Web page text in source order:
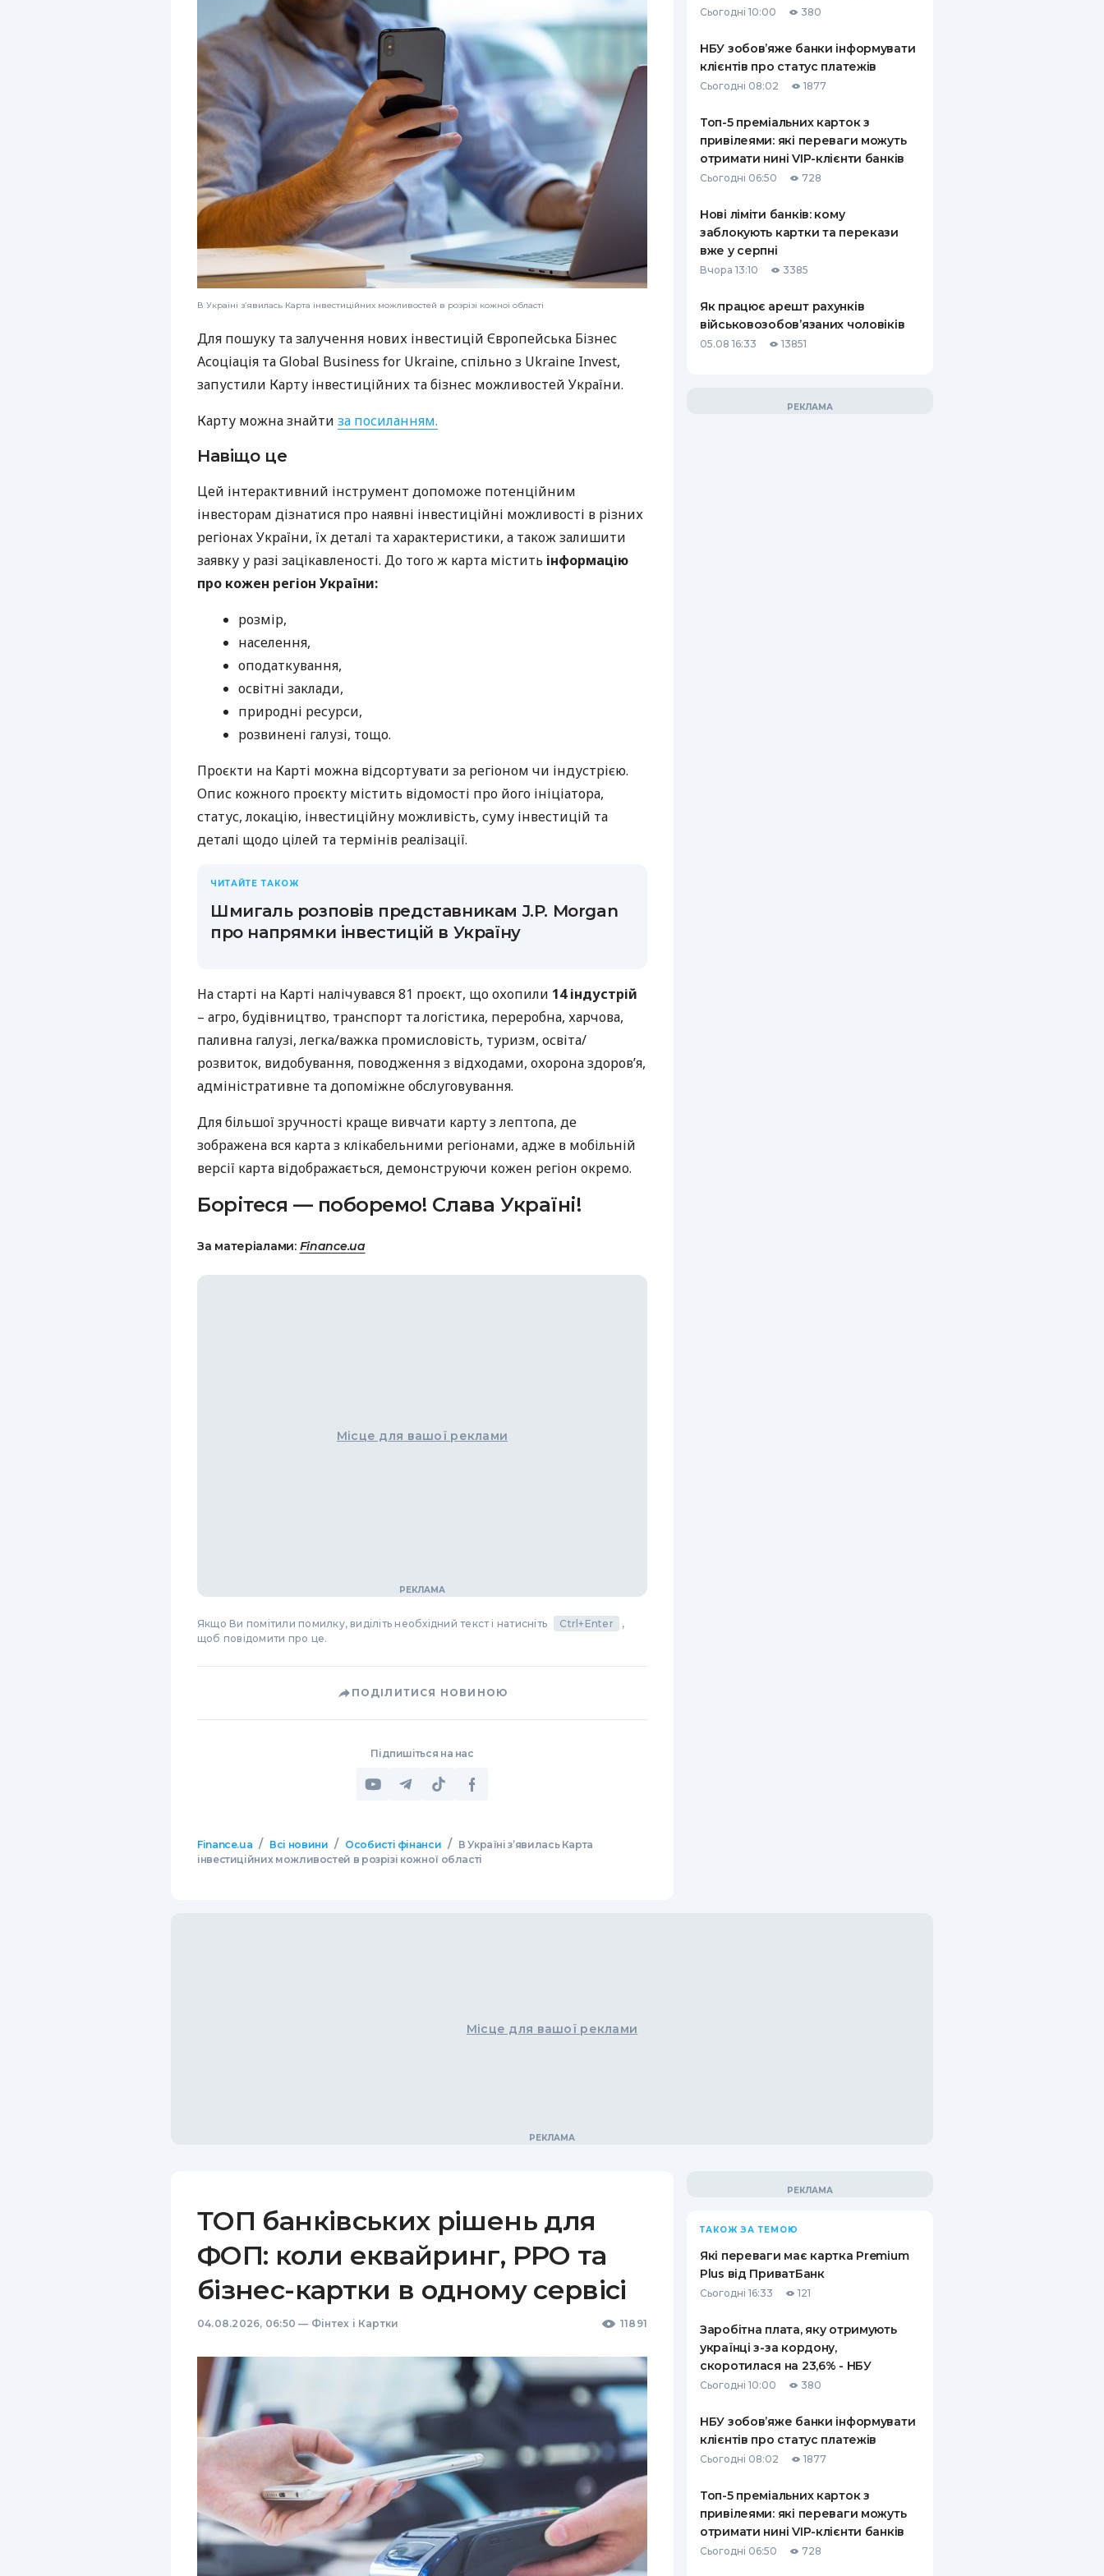
РЕЙТИНГ ДЕБЕТОВИХ
КАРТОК
ЩОМІСЯЧНИЙ ОГЛЯД
КЕШБЕКУ
ПУТІВНИКИ ПО
БАНКІВСЬКИХ КАРТКАХ
СТРАХУВАННЮ
ВСІ СТРАХОВІ ПОЛІСИ
ВІДГУКИ ПРО СТРАХОВІ
КОМПАНІЇ
КОНТАКТИ
В Україні з’явилась Карта інвестиційних можливостей в розрізі кожної області
Для пошуку та залучення нових інвестицій Європейська Бізнес
Асоціація та Global Business for Ukraine, спільно з Ukraine Invest,
запустили Карту інвестиційних та бізнес можливостей України.
Карту можна знайти за посиланням.
Навіщо це
Цей інтерактивний інструмент допоможе потенційним
інвесторам дізнатися про наявні інвестиційні можливості в різних
регіонах України, їх деталі та характеристики, а також залишити
заявку у разі зацікавленості. До того ж карта містить інформацію
про кожен регіон України:
розмір,
населення,
оподаткування,
освітні заклади,
природні ресурси,
розвинені галузі, тощо.
Проєкти на Карті можна відсортувати за регіоном чи індустрією.
Опис кожного проєкту містить відомості про його ініціатора,
статус, локацію, інвестиційну можливість, суму інвестицій та
деталі щодо цілей та термінів реалізації.
ЧИТАЙТЕ ТАКОЖ
Шмигаль розповів представникам J.P. Morgan
про напрямки інвестицій в Україну
На старті на Карті налічувався 81 проєкт, що охопили 14 індустрій
– агро, будівництво, транспорт та логістика, переробна, харчова,
паливна галузі, легка/важка промисловість, туризм, освіта/
розвиток, видобування, поводження з відходами, охорона здоров’я,
адміністративне та допоміжне обслуговування.
Для більшої зручності краще вивчати карту з лептопа, де
зображена вся карта з клікабельними регіонами, адже в мобільній
версії карта відображається, демонструючи кожен регіон окремо.
Борітеся — поборемо! Слава Україні!
За матеріалами: Finance.ua
Місце для вашої реклами
Якщо Ви помітили помилку, виділіть необхідний текст і натисніть Ctrl+Enter
,
щоб повідомити про це.
ПОДІЛИТИСЯ НОВИНОЮ
Підпишіться на нас
Finance.ua / Всі новини / Особисті фінанси /
В Україні з’явилась Карта
інвестиційних можливостей в розрізі кожної області
Сьогодні 10:00 380
НБУ зобов’яже банки інформувати
клієнтів про статус платежів
Сьогодні 08:02 1877
Топ-5 преміальних карток з
привілеями: які переваги можуть
отримати нині VIP-клієнти банків
Сьогодні 06:50 728
Нові ліміти банків: кому
заблокують картки та перекази
вже у серпні
Вчора 13:10 3385
Як працює арешт рахунків
військовозобов’язаних чоловіків
05.08 16:33 13851
Місце для вашої реклами
ТОП банківських рішень для
ФОП: коли еквайринг, РРО та
бізнес-картки в одному сервісі
04.08.2026, 06:50 — Фінтех і Картки 11891
ТАКОЖ ЗА ТЕМОЮ
Які переваги має картка Premium
Plus від ПриватБанк
Сьогодні 16:33 121
Заробітна плата, яку отримують
українці з-за кордону,
скоротилася на 23,6% - НБУ
Сьогодні 10:00 380
НБУ зобов’яже банки інформувати
клієнтів про статус платежів
Сьогодні 08:02 1877
Топ-5 преміальних карток з
привілеями: які переваги можуть
отримати нині VIP-клієнти банків
Сьогодні 06:50 728